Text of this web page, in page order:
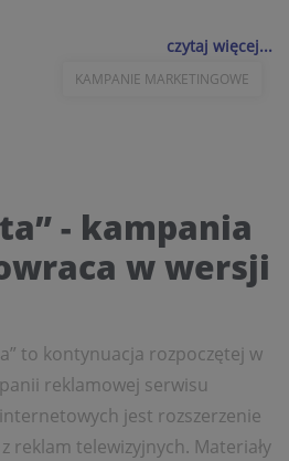
czytaj więcej...
KAMPANIE MARKETINGOWE
- kampania
w wersji
to kontynuacja rozpoczętej w
reklamowej serwisu
jest rozszerzenie
reklam telewizyjnych. Materiały